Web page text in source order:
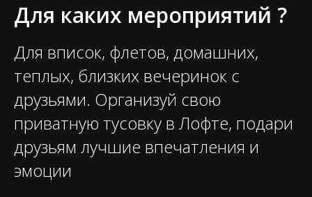
Для каких мероприятий ?
Для вписок, флетов, домашних,
теплых, близких вечеринок с
друзьями. Организуй свою
приватную тусовку в Лофте, подари
друзьям лучшие впечатления и
эмоции